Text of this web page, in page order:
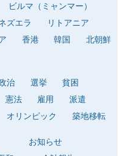
ビルマ（ミャンマー）
ズエラ
リトアニア
香港 韓国 北朝鮮
治 選挙
貧困
憲法 雇用
派遣
オリンピック 築地移転
お知らせ